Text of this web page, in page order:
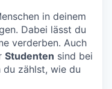
in deinem
Dabei lässt du
verderben. Auch
Studenten sind bei
du zählst, wie du